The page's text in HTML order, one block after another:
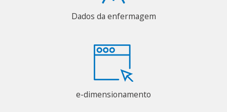
Dados da enfermagem
e-dimensionamento